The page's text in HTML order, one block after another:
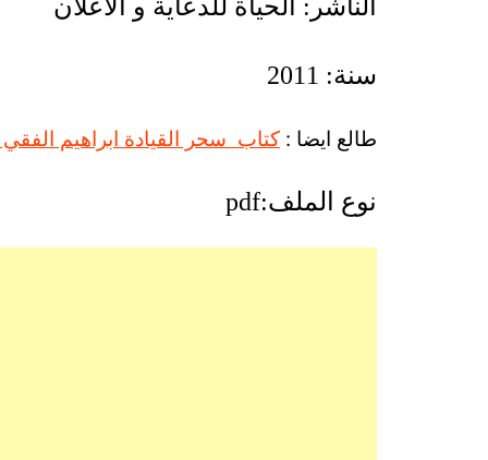
الناشر: الحياة للدعاية و الاعلان
سنة: 2011
طالع ايضا : كتاب سحر القيادة ابراهيم الفقي PDF
نوع الملف:pdf